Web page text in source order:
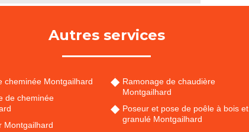
Autres services
cheminée Montgailhard
de cheminée
Montgailhard
Ramonage de chaudière
Montgailhard
Poseur et pose de poêle à bois et
granulé Montgailhard